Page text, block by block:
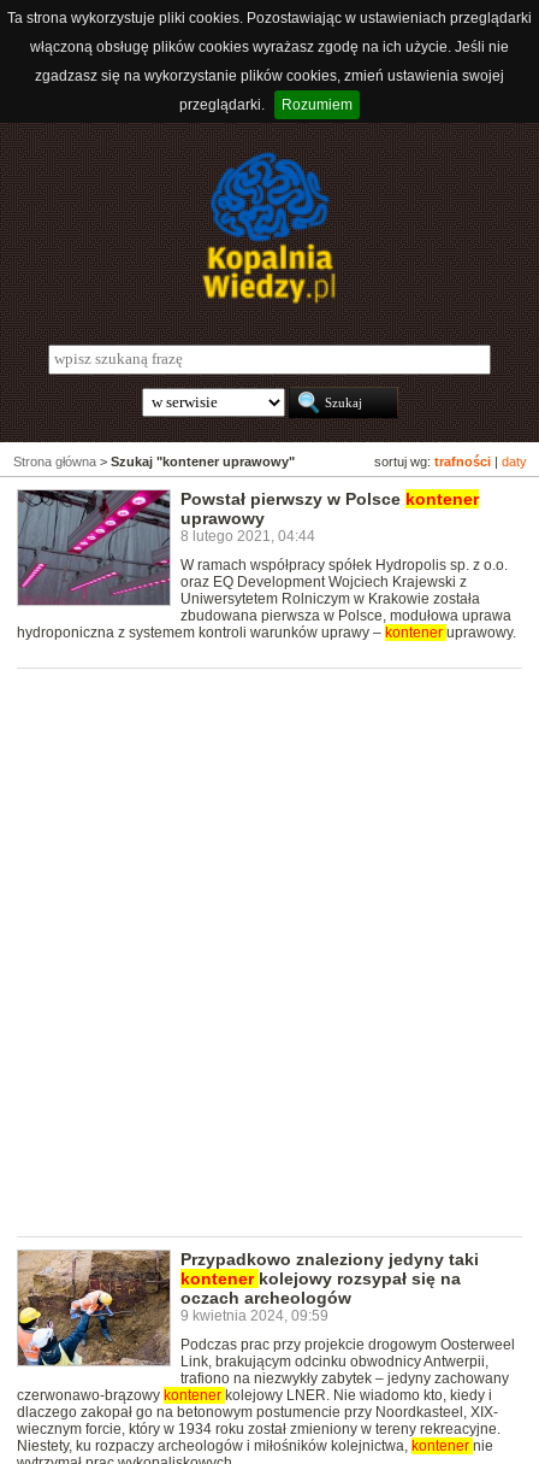
Ta strona wykorzystuje pliki cookies. Pozostawiając w ustawieniach przeglądarki
włączoną obsługę plików cookies wyrażasz zgodę na ich użycie. Jeśli nie
zgadzasz się na wykorzystanie plików cookies, zmień ustawienia swojej
przeglądarki.
Rozumiem
sortuj wg: trafności daty
Strona główna > Szukaj "kontener uprawowy"
Powstał pierwszy w Polsce kontener
uprawowy
8 lutego 2021, 04:44
W ramach współpracy spółek Hydropolis sp. z o.o.
oraz EQ Development Wojciech Krajewski z
Uniwersytetem Rolniczym w Krakowie została
zbudowana pierwsza w Polsce, modułowa uprawa
hydroponiczna z systemem kontroli warunków uprawy – kontener uprawowy.
Przypadkowo znaleziony jedyny taki
kontener kolejowy rozsypał się na
oczach archeologów
9 kwietnia 2024, 09:59
Podczas prac przy projekcie drogowym Oosterweel
Link, brakującym odcinku obwodnicy Antwerpii,
trafiono na niezwykły zabytek – jedyny zachowany
czerwonawo-brązowy kontener kolejowy LNER. Nie wiadomo kto, kiedy i
dlaczego zakopał go na betonowym postumencie przy Noordkasteel, XIX-
wiecznym forcie, który w 1934 roku został zmieniony w tereny rekreacyjne.
Niestety, ku rozpaczy archeologów i miłośników kolejnictwa, kontener nie